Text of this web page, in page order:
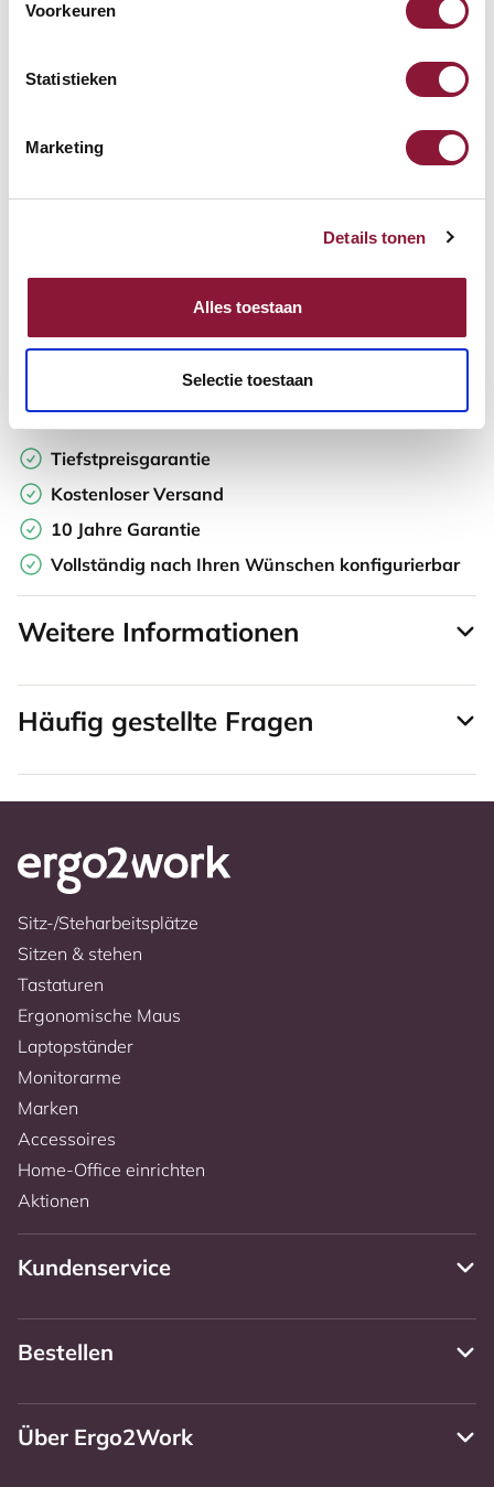
Voorkeuren
Statistieken
Marketing
Details tonen
Alles toestaan
Selectie toestaan
Verfügbar
Auf der Suche nach Stückzahlen? Machen Sie Ihren Arbeitsplatz
komplett und fordern Sie direkt ein individuelles Angebot an.
Zur Vergleichsliste hinzufügen
Tiefstpreisgarantie
Kostenloser Versand
10 Jahre Garantie
Vollständig nach Ihren Wünschen konfigurierbar
Weitere Informationen
Häufig gestellte Fragen
Sitz-/Steharbeitsplätze
Sitzen & stehen
Tastaturen
Ergonomische Maus
Laptopständer
Monitorarme
Marken
Accessoires
Home-Office einrichten
Aktionen
Kundenservice
Bestellen
Über Ergo2Work